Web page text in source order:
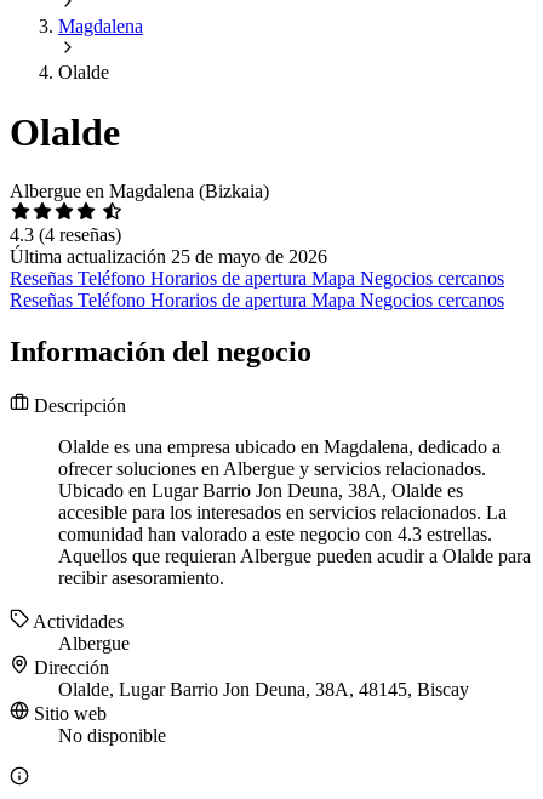
Magdalena
Olalde
Olalde
Albergue en Magdalena (Bizkaia)
4.3 (4 reseñas)
Última actualización 25 de mayo de 2026
Reseñas Teléfono Horarios de apertura Mapa Negocios cercanos
Reseñas Teléfono Horarios de apertura Mapa Negocios cercanos
Información del negocio
Descripción
Olalde es una empresa ubicado en Magdalena, dedicado a
ofrecer soluciones en Albergue y servicios relacionados.
Ubicado en Lugar Barrio Jon Deuna, 38A, Olalde es
accesible para los interesados en servicios relacionados. La
comunidad han valorado a este negocio con 4.3 estrellas.
Aquellos que requieran Albergue pueden acudir a Olalde para
recibir asesoramiento.
Actividades
Albergue
Dirección
Olalde, Lugar Barrio Jon Deuna, 38A, 48145, Biscay
Sitio web
No disponible